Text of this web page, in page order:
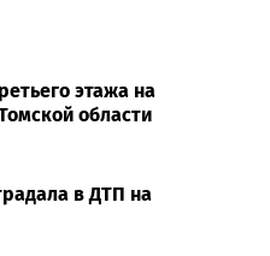
этажа на
области
в ДТП на